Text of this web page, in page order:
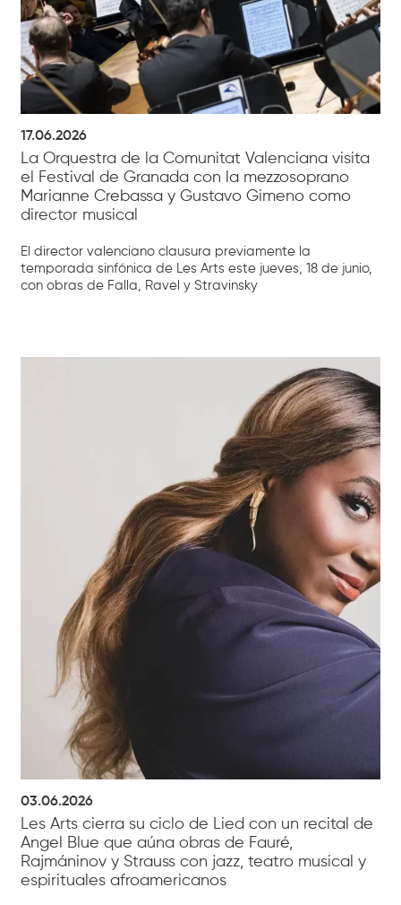
17.06.2026
La Orquestra de la Comunitat Valenciana visita
el Festival de Granada con la mezzosoprano
Marianne Crebassa y Gustavo Gimeno como
director musical
El director valenciano clausura previamente la
temporada sinfónica de Les Arts este jueves, 18 de junio,
con obras de Falla, Ravel y Stravinsky
03.06.2026
Les Arts cierra su ciclo de Lied con un recital de
Angel Blue que aúna obras de Fauré,
Rajmáninov y Strauss con jazz, teatro musical y
espirituales afroamericanos